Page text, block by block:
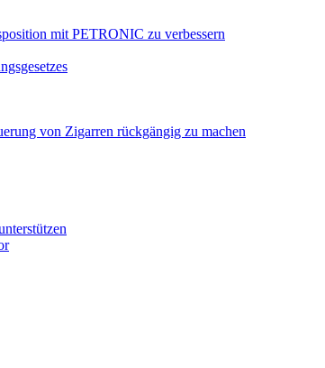
mit PETRONIC zu verbessern
von Zigarren rückgängig zu machen